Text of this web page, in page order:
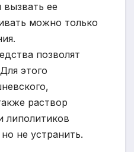
ее
можно только
позволят
этого
раствор
липолитиков
не устранить.